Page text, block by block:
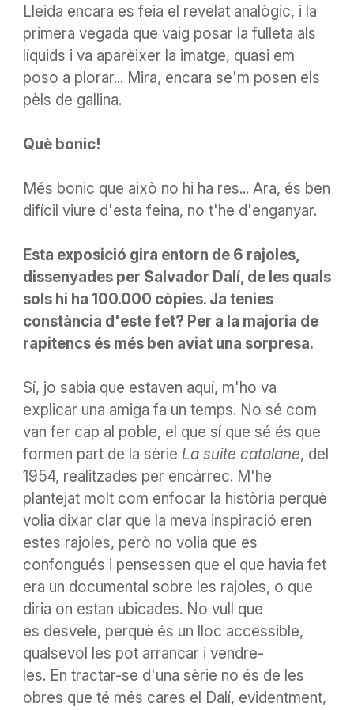
Lleida encara es feia el revelat analògic, i la
primera vegada que vaig posar la fulleta als
líquids i va aparèixer la imatge, quasi em
poso a plorar... Mira, encara se'm posen els
pèls de gallina.
Quèbonic!
Més bonic que això no hi ha res... Ara, és ben
difícil viure d'esta feina, no t'he d'enganyar.
Esta exposició gira entorn de 6 rajoles,
dissenyades per Salvador Dalí, de les quals
sols hi ha 100.000 còpies. Ja tenies
constància d'este fet? Per a la majoria de
rapitencs és més ben aviat una sorpresa.
Sí, jo sabia que estaven aquí, m'ho va
explicar una amiga fa un temps. No sé com
van fer cap al poble, el que sí que sé és que
formen part de la sèrie La suite catalane, del
1954, realitzades per encàrrec. M'he
plantejat molt com enfocar la història perquè
volia dixar clar que la meva inspiració eren
estes rajoles, però no volia que es
confongués i pensessen que el que havia fet
era un documental sobre les rajoles, o que
diria on estan ubicades. No vull que
es desvele, perquè és un lloc accessible,
qualsevol les pot arrancar i vendre-
les. En tractar-se d'una sèrie no és de les
obres que té més cares el Dalí, evidentment,